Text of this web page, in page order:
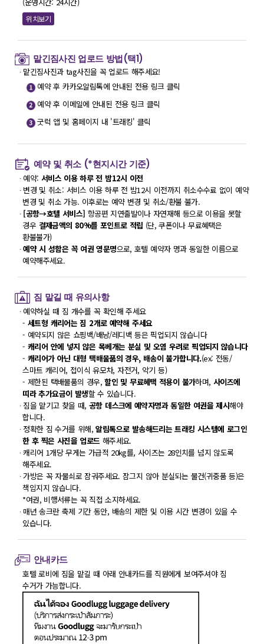
(운영시간: 24시간)
위치보기
맡긴짐사진 업로드 방법(택1)
∙ 맡긴짐사진과 tag사진을 꼭 업로드 해주세요!
예약 후 카카오알림톡에 안내된 전용 링크 클릭
예약 후 이메일에 안내된 전용 링크 클릭
굿럭 앱 및 홈페이지 내 '트래킹' 클릭
예약 및 취소 (*현지시간 기준)
∙ 예약: 서비스 이용 하루 전 밤12시 이전
∙ 변경 및 취소: 서비스 이용 하루 전 밤12시 이전까지 취소수수료 없이 예약
변경 및 취소 가능. 이후로는 예약 변경 및 취소/환불 불가.
∙ [공항→호텔 서비스] 항공편 지연출발이나 자연재해 등으로 이용을 못할
경우 결제금액의 80%를 포인트로 적립 (단, 쿠폰이나 무료혜택은
환불불가)
∙예약 시 성함은 꼭 여권 영문명으로, 호텔 예약자 명과 동일한 이름으로
예약해주세요.
짐 맡길 때 유의사항
∙ 예약하실 때 짐 개수를 꼭 확인해 주세요
-세트형 캐리어는 짐 2개로 예약해 주세요
- 예약되지 않은 쇼핑백/배낭/레디백 등은 픽업되지 않습니다
-캐리어 안에 넣지 않은 목베개는 분실 및 오염 우려로 픽업되지 않습니다
-캐리어가 아닌 대형 택배물품의 경우, 배송이 불가합니다.(ex: 전동/
스마트 캐리어, 접이식 유모차, 자전거, 악기 등)
- 제한된 택배물품의 경우,할인 및 무료혜택 적용이 불가하며, 사이즈에
띠라 추가요금이 발생할 수 있습니다.
∙ 짐을 맡기고 찾을 때,공항 데스크에 예약자명과 동일한 여권을 제시해야
합니다.
∙ 정확한 짐 수거를 위해,알림톡으로 발송해드리는 트래킹 시스템에 로그인
한 후 찍은 사진을 업로드 해주세요.
∙ 캐리어 1개당 무게는 가급적 20kg를, 사이즈는 28인치를 넘지 않도록
해주세요.
∙ 가방은 꼭 자물쇠로 잠궈주세요. 잠그지 않아 분실되는 물건(귀중품 등)은
책임지지 않습니다.
*여권, 비행서류는 꼭 직접 소지하세요.
∙ 매년 송크란 축제 기간 동안, 배송의 제한 및 이용 시간 변경이 있을 수
있습니다.
안내카드
호텔 로비에 짐을 맡길 때 아래 안내카드를 직원에게 보여주셔야 짐
수거가 가능합니다.